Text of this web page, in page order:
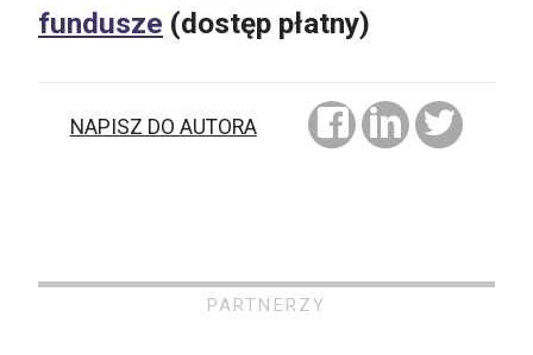
fundusze (dostęp płatny)
NAPISZ DO AUTORA
PARTNERZY